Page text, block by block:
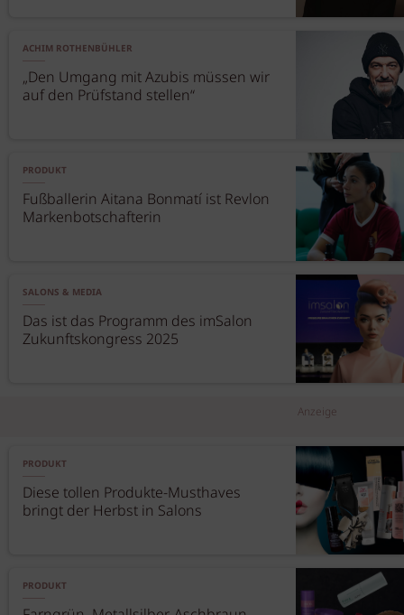
ACHIM ROTHENBÜHLER
„Den Umgang mit Azubis müssen wir
auf den Prüfstand stellen“
PRODUKT
Fußballerin Aitana Bonmatí ist Revlon
Markenbotschafterin
SALONS & MEDIA
Das ist das Programm des imSalon
Zukunftskongress 2025
Anzeige
PRODUKT
Diese tollen Produkte-Musthaves
bringt der Herbst in Salons
PRODUKT